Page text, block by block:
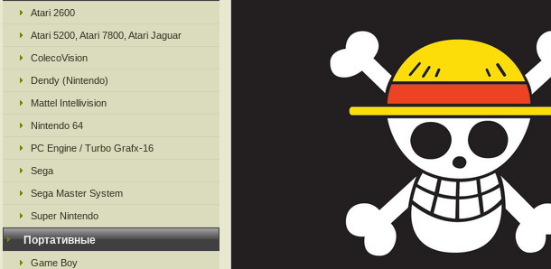
Atari 2600
Atari 5200, Atari 7800, Atari Jaguar
ColecoVision
Dendy (Nintendo)
Mattel Intellivision
Nintendo 64
PC Engine / Turbo Grafx-16
Sega
Sega Master System
Super Nintendo
Портативные
Game Boy